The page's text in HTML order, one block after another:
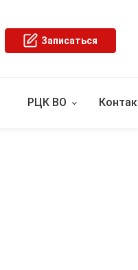
Записаться
РЦК ВО